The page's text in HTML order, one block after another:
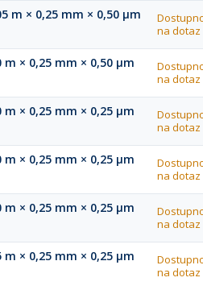
m × 0,25 mm × 0,50 µm
na dotaz
m × 0,25 mm × 0,50 µm
na dotaz
m × 0,25 mm × 0,25 µm
na dotaz
m × 0,25 mm × 0,25 µm
na dotaz
m × 0,25 mm × 0,25 µm
na dotaz
m × 0,25 mm × 0,25 µm
na dotaz